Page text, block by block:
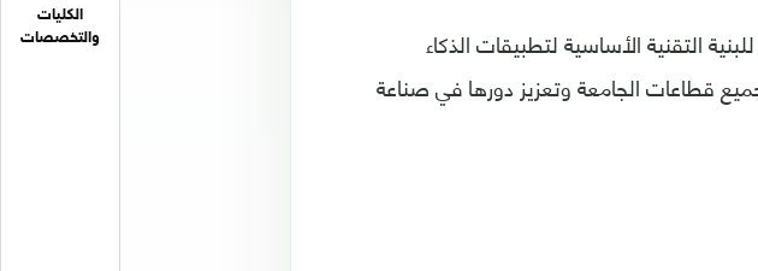
الكليات
والتخصصات
التقنية الأساسية لتطبيقات الذكاء
قطاعات الجامعة وتعزيز دورها في صناعة